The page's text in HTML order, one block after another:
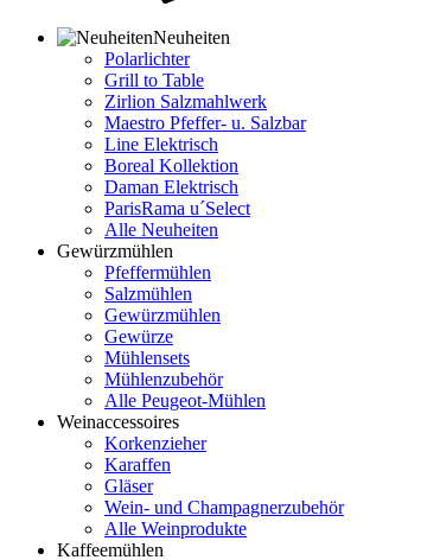
Neuheiten
Polarlichter
Grill to Table
Zirlion Salzmahlwerk
Maestro Pfeffer- u. Salzbar
Line Elektrisch
Boreal Kollektion
Daman Elektrisch
ParisRama u´Select
Alle Neuheiten
Gewürzmühlen
Pfeffermühlen
Salzmühlen
Gewürzmühlen
Gewürze
Mühlensets
Mühlenzubehör
Alle Peugeot-Mühlen
Weinaccessoires
Korkenzieher
Karaffen
Gläser
Wein- und Champagnerzubehör
Alle Weinprodukte
Kaffeemühlen